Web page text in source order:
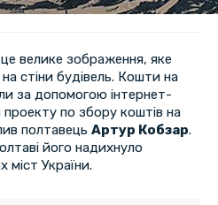
велике зображення, яке
стіни будівель. Кошти на
за допомогою інтернет-
по збору коштів на
полтавець Артур Кобзар.
його надихнуло
міст України.